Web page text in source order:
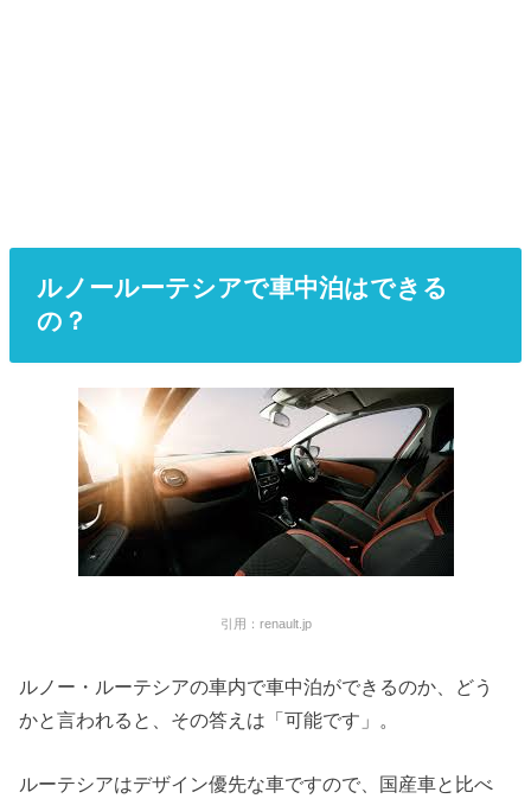
ルノールーテシアで車中泊はできる
の？
引用：renault.jp
ルノー・ルーテシアの車内で車中泊ができるのか、どう
かと言われると、その答えは「可能です」。
ルーテシアはデザイン優先な車ですので、国産車と比べ